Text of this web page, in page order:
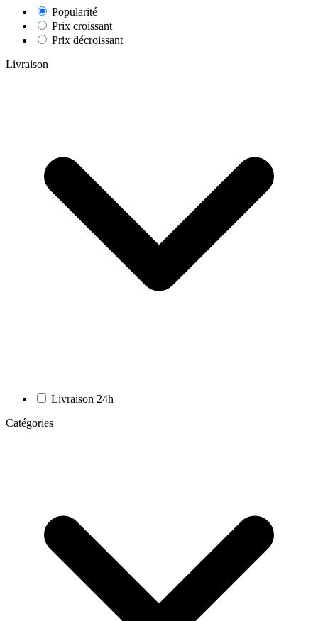
Popularité
Prix croissant
Prix décroissant
Livraison
Livraison 24h
Catégories